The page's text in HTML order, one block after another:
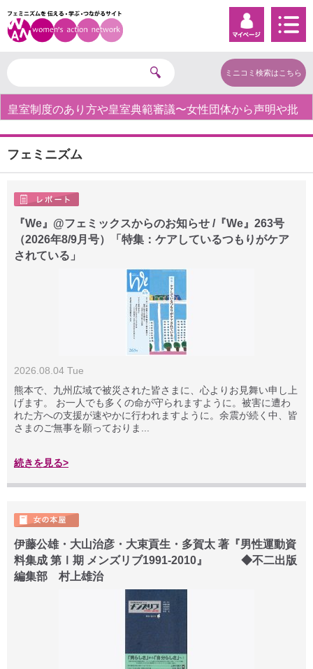
ミニコミ検索はこちら
皇室制度のあり方や皇室典範審議〜女性団体から声明や批
フェミニズム
『We』@フェミックスからのお知らせ /『We』263号
（2026年8/9月号）「特集：ケアしているつもりがケア
されている」
2026.08.04 Tue
熊本で、九州広域で被災された皆さまに、心よりお見舞い申し上
げます。 お一人でも多くの命が守られますように。被害に遭わ
れた方への支援が速やかに行われますように。余震が続く中、皆
さまのご無事を願っておりま...
続きを見る>
伊藤公雄・大山治彦・大束貢生・多賀太 著『男性運動資
料集成 第Ⅰ期 メンズリブ1991-2010』 ◆不二出版
編集部 村上雄治